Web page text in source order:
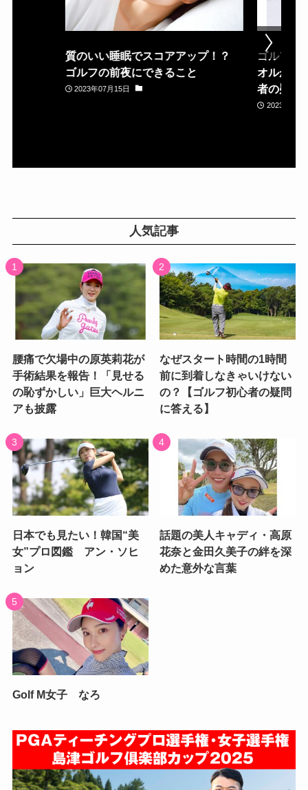
質のいい睡眠でスコアアップ！？
ゴルフの前夜にできること
2023年07月15日
ゴルフ場
オルが置
者の疑問
2023年05月
人気記事
腰痛で欠場中の原英莉花が
手術結果を報告！「見せる
の恥ずかしい」巨大ヘルニ
アも披露
なぜスタート時間の1時間
前に到着しなきゃいけない
の？【ゴルフ初心者の疑問
に答える】
日本でも見たい！韓国“美
女”プロ図鑑 アン・ソヒ
ョン
話題の美人キャディ・高原
花奈と金田久美子の絆を深
めた意外な言葉
Golf M女子 なろ